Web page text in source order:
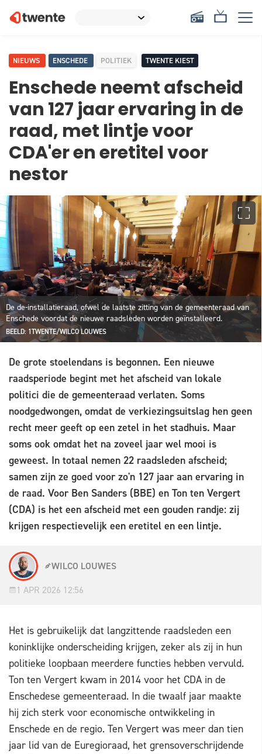
NIEUWS ENSCHEDE POLITIEK TWENTE KIEST
Enschede neemt afscheid
van 127 jaar ervaring in de
raad, met lintje voor
CDA'er en eretitel voor
nestor
De de-installatieraad, ofwel de laatste zitting van de gemeenteraad van
Enschede voordat de nieuwe raadsleden worden geïnstalleerd.
BEELD: 1TWENTE/WILCO LOUWES
De grote stoelendans is begonnen. Een nieuwe
raadsperiode begint met het afscheid van lokale
politici die de gemeenteraad verlaten. Soms
noodgedwongen, omdat de verkiezingsuitslag hen geen
recht meer geeft op een zetel in het stadhuis. Maar
soms ook omdat het na zoveel jaar wel mooi is
geweest. In totaal nemen 22 raadsleden afscheid;
samen zijn ze goed voor zo'n 127 jaar aan ervaring in
de raad. Voor Ben Sanders (BBE) en Ton ten Vergert
(CDA) is het een afscheid met een gouden randje: zij
krijgen respectievelijk een eretitel en een lintje.
WILCO LOUWES
1 APR 2026 12:56
Het is gebruikelijk dat langzittende raadsleden een
koninklijke onderscheiding krijgen, zeker als zij in hun
politieke loopbaan meerdere functies hebben vervuld.
Ton ten Vergert kwam in 2014 voor het CDA in de
Enschedese gemeenteraad. In die twaalf jaar maakte
hij zich sterk voor economische ontwikkeling in
Enschede en de regio. Ten Vergert was meer dan tien
jaar lid van de Euregioraad, het grensoverschrijdende